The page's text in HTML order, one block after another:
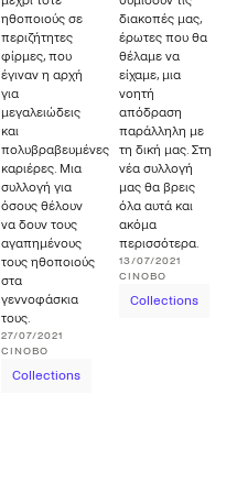
ηθοποιούς σε
περιζήτητες
φίρμες, που
έγιναν η αρχή
για
μεγαλειώδεις
και
πολυβραβευμένες
καριέρες. Μια
συλλογή για
όσους θέλουν
να δουν τους
αγαπημένους
τους ηθοποιούς
στα
γεννοφάσκια
τους.
27/07/2021
CINOBO
Collections
διακοπές μας,
έρωτες που θα
θέλαμε να
είχαμε, μια
νοητή
απόδραση
παράλληλη με
τη δική μας. Στη
νέα συλλογή
μας θα βρεις
όλα αυτά και
ακόμα
περισσότερα.
13/07/2021
CINOBO
Collections